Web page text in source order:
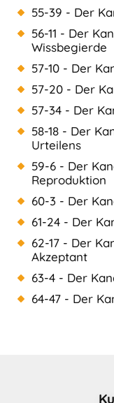
55-39 - Der
56-11 - Der
Wissbegierde
57-10 - Der
57-20 - Der
57-34 - Der
58-18 - Der
Urteilens
59-6 - Der
Reproduktion
60-3 - Der
61-24 - Der
62-17 - Der
Akzeptant
63-4 - Der
64-47 - Der